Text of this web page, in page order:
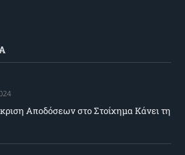
Αποδόσεων στο Στοίχημα Κάνει τη